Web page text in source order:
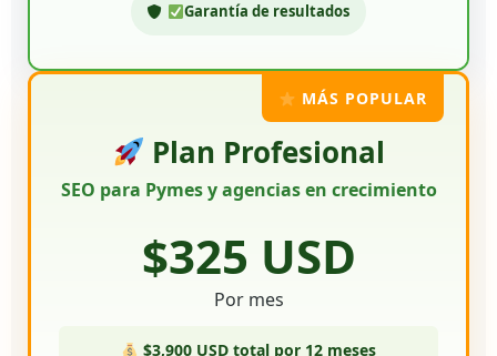
Garantía de resultados
MÁS POPULAR
Plan Profesional
SEO para Pymes y agencias en crecimiento
$325 USD
Por mes
$3,900 USD total por 12 meses